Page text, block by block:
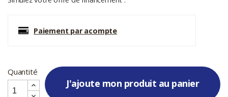
Paiement par acompte
Quantité
J'ajoute mon produit au panier